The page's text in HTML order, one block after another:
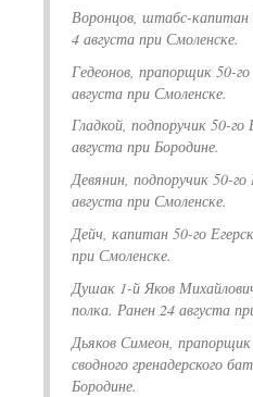
Воронцов, штабс-капитан
4 августа при Смоленске.
Гедеонов, прапорщик 50-
августа при Смоленске.
Гладкой, подпоручик 50-го
августа при Бородине.
Девянин, подпоручик 50-го
августа при Смоленске.
Дейч, капитан 50-го
при Смоленске.
Душак 1-й Яков
полка. Ранен 24 августа
Дьяков Симеон, прапорщик
сводного гренадерского
Бородине.